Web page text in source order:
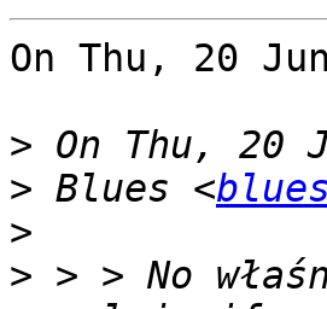
On Thu, 20
>
> Blues <
>
> > > No